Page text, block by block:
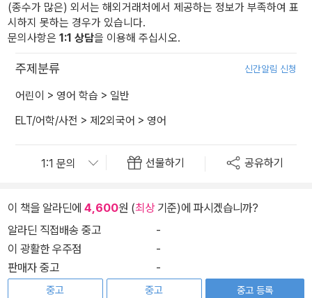
(종수가 많은) 외서는 해외거래처에서 제공하는 정보가 부족하여 표
시하지 못하는 경우가 있습니다.
문의사항은 1:1 상담을 이용해 주십시오.
주제분류 신간알림 신청
어린이 > 영어 학습 > 일반
ELT/어학/사전 > 제2외국어 > 영어
선물하기 공유하기
이 책을 알라딘에 4,600원 (최상기준)에 파시겠습니까?
알라딘 직접배송 중고
-
이 광활한 우주점
-
판매자 중고
-
중고
중고
중고 등록